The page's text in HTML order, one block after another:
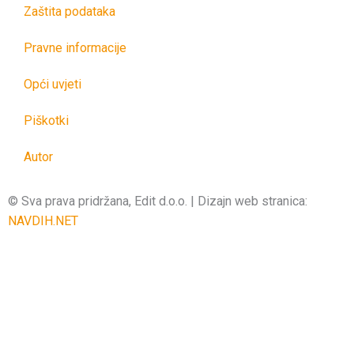
Zaštita podataka
Pravne informacije
Opći uvjeti
Piškotki
Autor
© Sva prava pridržana, Edit d.o.o. | Dizajn web stranica:
NAVDIH.NET